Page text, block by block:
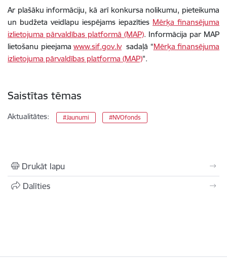
Ar plašāku informāciju, kā arī konkursa nolikumu, pieteikuma
un budžeta veidlapu iespējams iepazīties Mērķa finansējuma
izlietojuma pārvaldības platformā (MAP). Informācija par MAP
lietošanu pieejama www.sif.gov.lvsadaļā “Mērķa finansējuma
izlietojuma pārvaldības platforma (MAP)".
Saistītas tēmas
Aktualitātes: #Jaunumi #NVOfonds
Drukāt lapu
Dalīties